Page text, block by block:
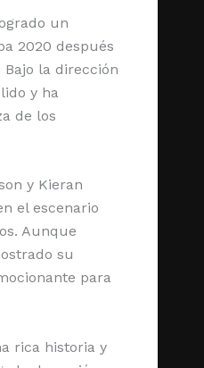
un
2020 después
la dirección
y ha
de los
y Kieran
el escenario
Aunque
su
para
rica historia y